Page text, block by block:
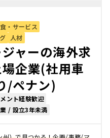
・サービス
人材
ジャーの海外求
企業(社用車
/ペナン)
ント経験歓迎
/ 設立3年未満